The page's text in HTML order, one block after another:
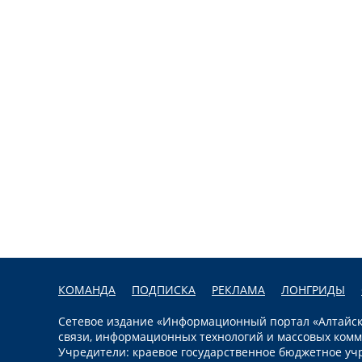
КОМАНДА ПОДПИСКА РЕКЛАМА ЛОНГРИДЫ
Сетевое издание «Информационный портал
связи, информационных технологий и массовых
Учредители: краевое государственное бюджетное